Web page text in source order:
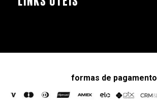
formas de pagamento